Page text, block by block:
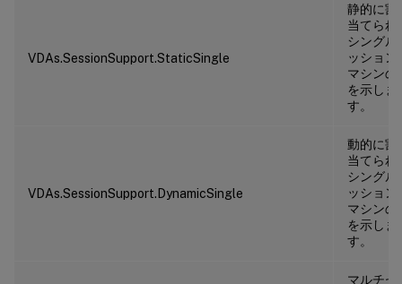
VDAs.SessionSupport.StaticSingle
静的に割
当てられ
シングル
ッション
マシンの
を示しま
す。
VDAs.SessionSupport.DynamicSingle
動的に割
当てられ
シングル
ッション
マシンの
を示しま
す。
マルチセ